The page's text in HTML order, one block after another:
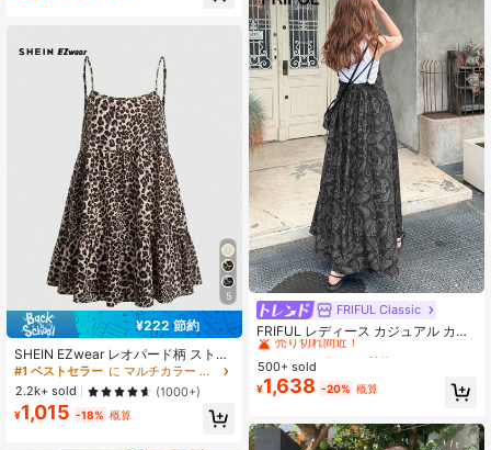
5
¥222 節約
SHEIN EZwear レオパード柄 ストラ
イプ ミニドレス ウィメンズ
#1 ベストセラー
に マルチカラー トーンミニドレス
2.2k+ sold
(1000+)
¥1,015 -18% 概算
FRIFUL Classic
FRIFUL レディース カジュアル カシ
ュー柄 ルーズワンピース ビーチバケ
ーション向け ファッショナブルで着
回しやすい サンドレス
#4 ベストセラー
に 植物 マキシドレス
売り切れ間近！
#4 ベストセラー
売り切れ間近！
#4 ベストセラー
売り切れ間近！
#4 ベストセラー
500+ sold
¥1,638 -20% 概算